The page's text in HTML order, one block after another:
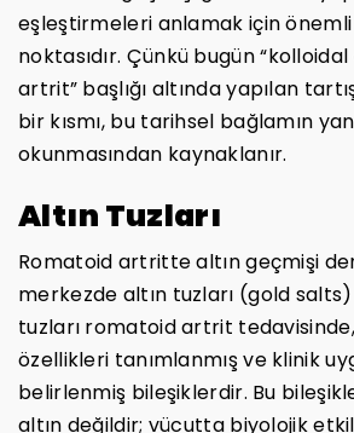
eşleştirmeleri anlamak için
noktasıdır. Çünkü bugün
artrit” başlığı altında yapılan
bir kısmı, bu tarihsel bağlamın
okunmasından kaynaklanır.
Altın Tuzları
Romatoid artritte altın geçmişi
merkezde altın tuzları (gold salts)
tuzları romatoid artrit
özellikleri tanımlanmış ve klinik
belirlenmiş bileşiklerdir. Bu
altın değildir; vücutta biyolojik